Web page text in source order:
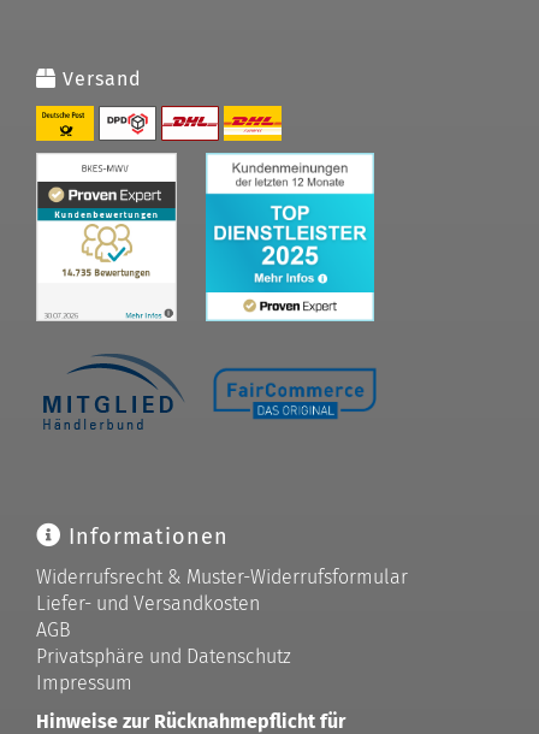
Versand
Informationen
Widerrufsrecht & Muster-Widerrufsformular
Liefer- und Versandkosten
AGB
Privatsphäre und Datenschutz
Impressum
Hinweise zur Rücknahmepflicht für